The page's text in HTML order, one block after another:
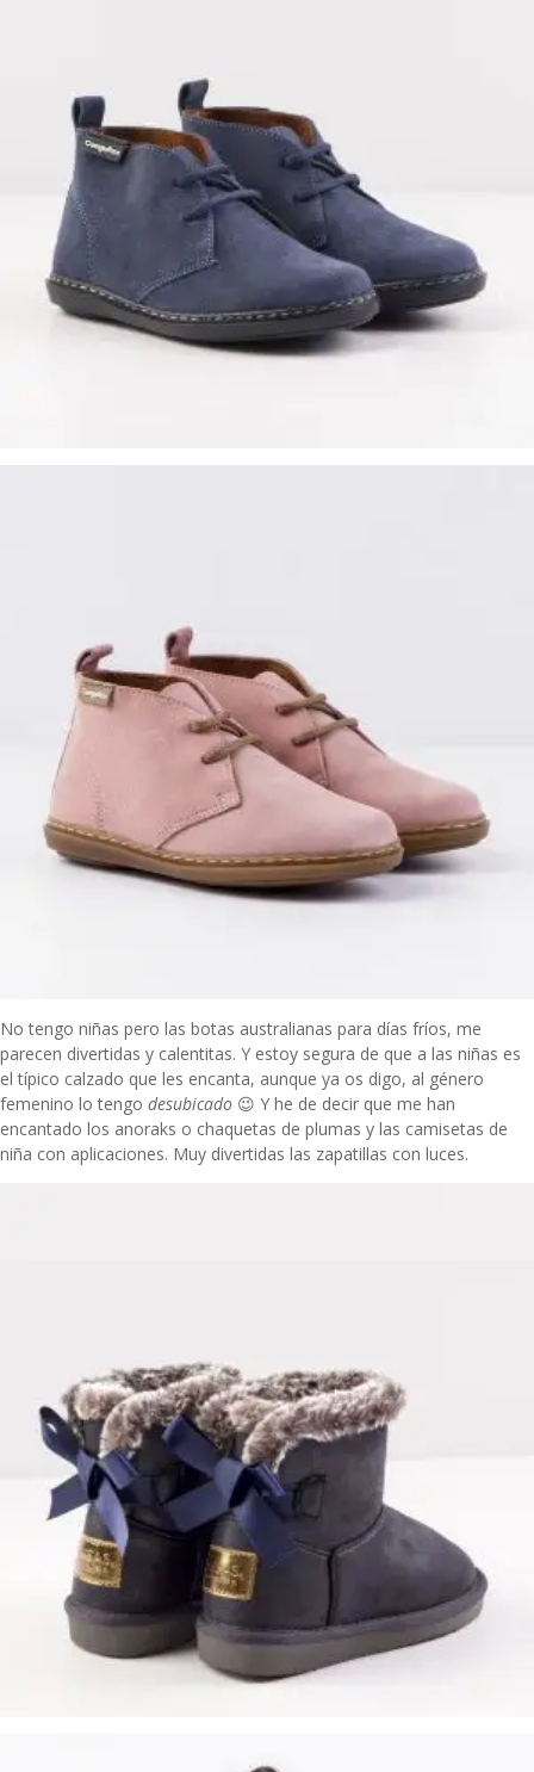
No tengo niñas pero las botas australianas para días fríos, me
parecen divertidas y calentitas. Y estoy segura de que a las niñas es
el típico calzado que les encanta, aunque ya os digo, al género
femenino lo tengo desubicado 😉 Y he de decir que me han
encantado los anoraks o chaquetas de plumas y las camisetas de
niña con aplicaciones. Muy divertidas las zapatillas con luces.